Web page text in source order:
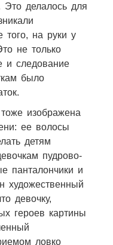
Это делалось для
того, на руки у
не только
и следование
было
изображена
ее волосы
детям
пудрово-
панталончики и
художественный
девочку,
героев картины
ловко